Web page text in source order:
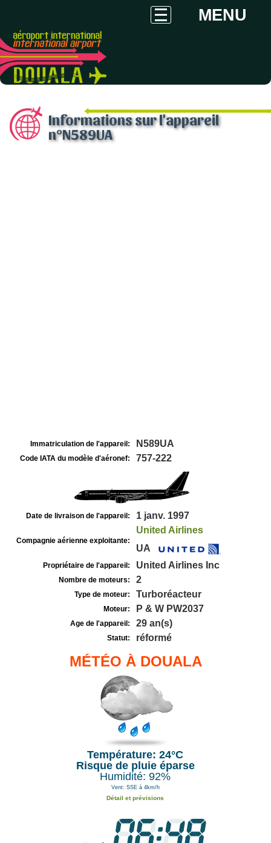
MENU
Informations sur l'appareil
n°N589UA
Immatriculation de l'appareil: N589UA
Code IATA du modèle d'aéronef: 757-222
Date de livraison de l'appareil: 1 janv. 1997
Compagnie aérienne exploitante:
United Airlines
UA
Propriétaire de l'appareil: United Airlines Inc
Nombre de moteurs: 2
Type de moteur: Turboréacteur
Moteur: P & W PW2037
Age de l'appareil: 29 an(s)
Statut: réformé
MÉTÉO À DOUALA
Température: 24°C
Risque de pluie éparse
Humidité: 92%
Vent: SSE à 4km/h
Détail et prévisions